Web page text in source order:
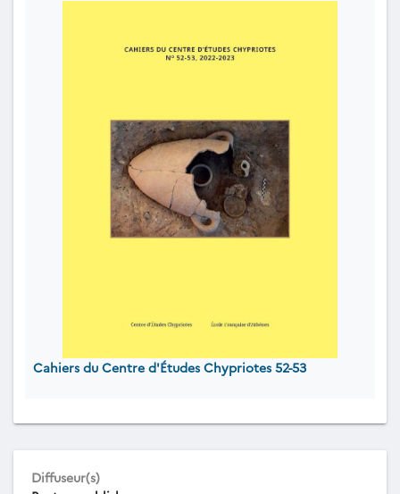
Cahiers du Centre d'Études Chypriotes 52-53
Diffuseur(s)